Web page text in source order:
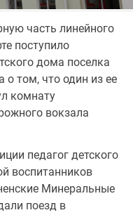
часть линейного
поступило
дома поселка
о том, что один из ее
комнату
вокзала
педагог детского
воспитанников
Минеральные
поезд в